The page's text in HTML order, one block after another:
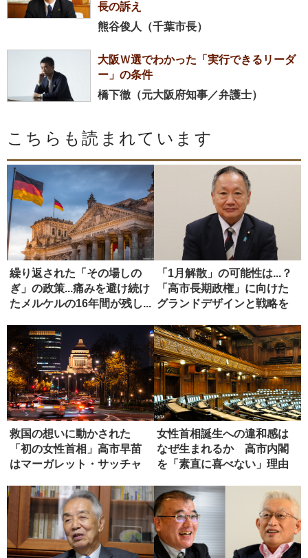
長の訴え
熊谷俊人（千葉市長）
大阪Ｗ選でわかった「実行できるリーダ
ー」の条件
橋下徹（元大阪府知事／弁護士）
こちらも読まれています
繰り返された「その場しの
ぎ」の政策...痛みを避け続け
たメルケルの16年間が残し...
「1月解散」の可能性は...？
「高市長期政権」に向けた
グランドデザインと戦略を
救国の想いに動かされた
「初の女性首相」高市早苗
はマーガレット・サッチャ
女性首相誕生への違和感は
なぜ生まれるか 高市内閣
を「素直に喜べない」理由